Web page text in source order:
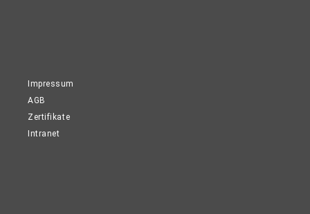
Impressum
AGB
Zertifikate
Intranet